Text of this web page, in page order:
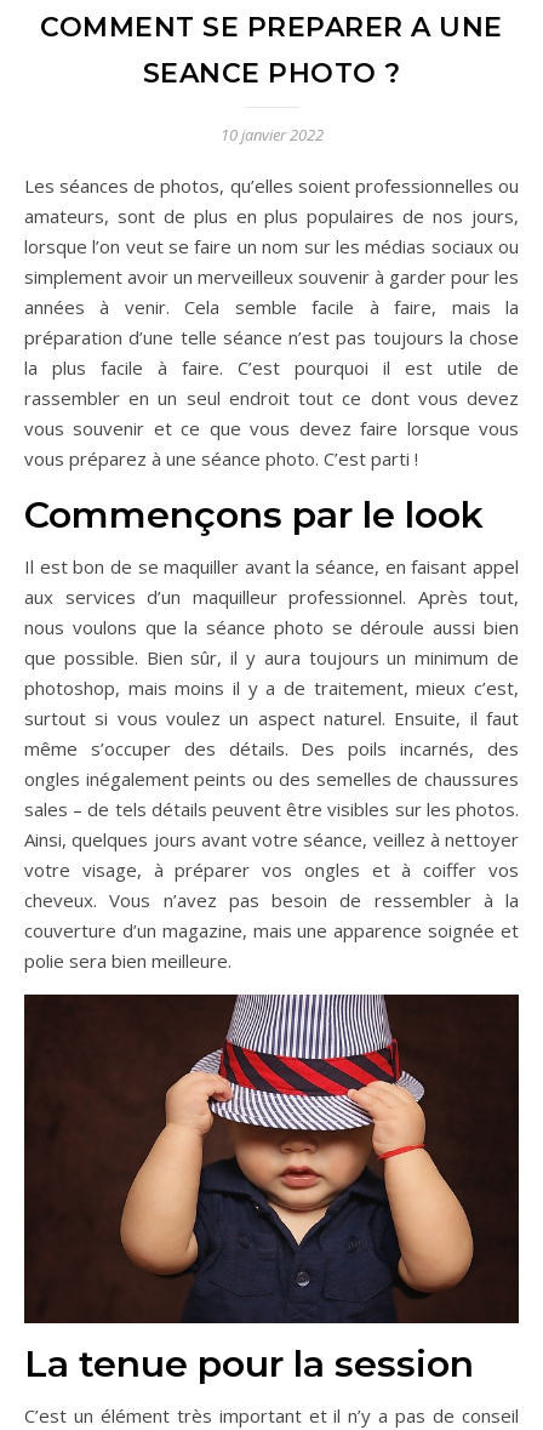
COMMENT SE PREPARER A UNE
SEANCE PHOTO ?
10 janvier 2022
Les séances de photos, qu’elles soient professionnelles ou
amateurs, sont de plus en plus populaires de nos jours,
lorsque l’on veut se faire un nom sur les médias sociaux ou
simplement avoir un merveilleux souvenir à garder pour les
années à venir. Cela semble facile à faire, mais la
préparation d’une telle séance n’est pas toujours la chose
la plus facile à faire. C’est pourquoi il est utile de
rassembler en un seul endroit tout ce dont vous devez
vous souvenir et ce que vous devez faire lorsque vous
vous préparez à une séance photo. C’est parti !
Commençons par le look
Il est bon de se maquiller avant la séance, en faisant appel
aux services d’un maquilleur professionnel. Après tout,
nous voulons que la séance photo se déroule aussi bien
que possible. Bien sûr, il y aura toujours un minimum de
photoshop, mais moins il y a de traitement, mieux c’est,
surtout si vous voulez un aspect naturel. Ensuite, il faut
même s’occuper des détails. Des poils incarnés, des
ongles inégalement peints ou des semelles de chaussures
sales – de tels détails peuvent être visibles sur les photos.
Ainsi, quelques jours avant votre séance, veillez à nettoyer
votre visage, à préparer vos ongles et à coiffer vos
cheveux. Vous n’avez pas besoin de ressembler à la
couverture d’un magazine, mais une apparence soignée et
polie sera bien meilleure.
La tenue pour la session
C’est un élément très important et il n’y a pas de conseil